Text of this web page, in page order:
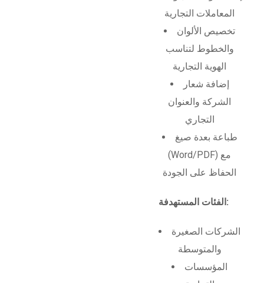
المعاملات التجارية
تخصيص الألوان
والخطوط لتناسب
الهوية التجارية
إضافة شعار
الشركة والعنوان
التجاري
طباعة بعدة صيغ
(Word/PDF) مع
الحفاظ على الجودة
الفئات المستهدفة:
الشركات الصغيرة
والمتوسطة
المؤسسات